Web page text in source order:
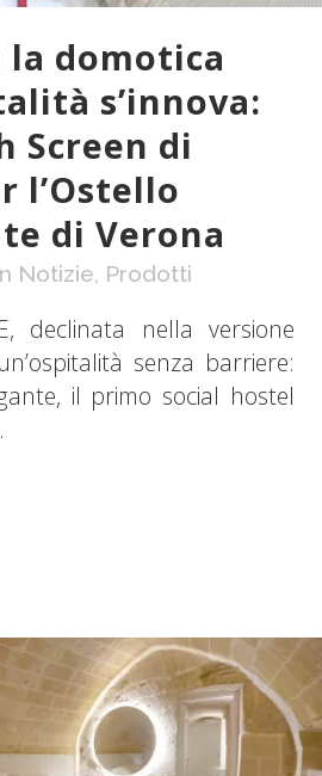
la domotica
s’innova:
Screen di
l’Ostello
di Verona
Notizie, Prodotti
declinata nella versione
senza barriere:
il primo social hostel